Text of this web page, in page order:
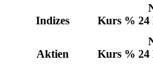
Indizes Kurs % 24
Aktien Kurs % 24